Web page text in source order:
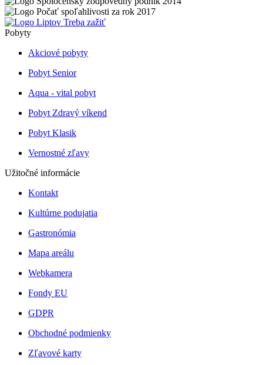
Pobyty
Akciové pobyty
Pobyt Senior
Aqua - vital pobyt
Pobyt Zdravý víkend
Pobyt Klasik
Vernostné zľavy
Užitočné informácie
Kontakt
Kultúrne podujatia
Gastronómia
Mapa areálu
Webkamera
Fondy EU
GDPR
Obchodné podmienky
Zľavové karty